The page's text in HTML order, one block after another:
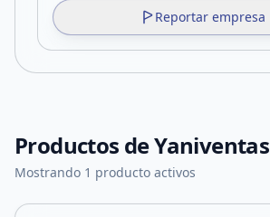
Reportar empresa
Productos deYaniventas
Mostrando 1 producto activos